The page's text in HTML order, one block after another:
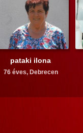
pataki ilona
76 éves, Debrecen